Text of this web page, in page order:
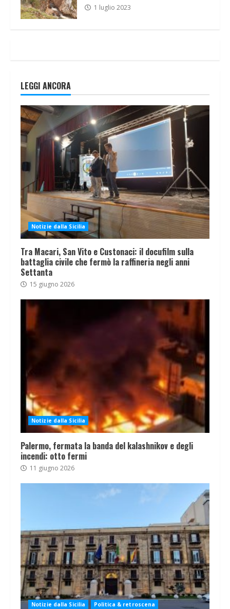
1 luglio 2023
LEGGI ANCORA
Notizie dalla Sicilia
Tra Macari, San Vito e Custonaci: il docufilm sulla
battaglia civile che fermò la raffineria negli anni
Settanta
15 giugno 2026
Notizie dalla Sicilia
Palermo, fermata la banda del kalashnikov e degli
incendi: otto fermi
11 giugno 2026
Notizie dalla Sicilia Politica & retroscena